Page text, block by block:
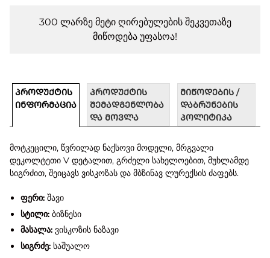
300 ლარზე მეტი ღირებულების შეკვეთაზე
მიწოდება უფასოა!
ᲞᲠᲝᲓᲣᲥᲢᲘᲡ
ᲘᲜᲤᲝᲠᲛᲐᲪᲘᲐ
ᲞᲠᲝᲓᲣᲥᲢᲘᲡ
ᲨᲔᲛᲐᲓᲒᲔᲜᲚᲝᲑᲐ
ᲓᲐ ᲛᲝᲕᲚᲐ
ᲛᲘᲬᲝᲓᲔᲑᲘᲡ /
ᲓᲐᲑᲠᲣᲜᲔᲑᲘᲡ
ᲞᲝᲚᲘᲢᲘᲙᲐ
მოტკეცილი, წვრილად ნაქსოვი მოდელი, მრგვალი
დეკოლტეთი V დეტალით, გრძელი სახელოებით, მუხლამდე
სიგრძით, შეიცავს ვისკოზას და მბზინავ ლურექსის ძაფებს.
ფერი:შავი
სტილი:ბიზნესი
მასალა:ვისკოზის ნაზავი
სიგრძე:საშუალო